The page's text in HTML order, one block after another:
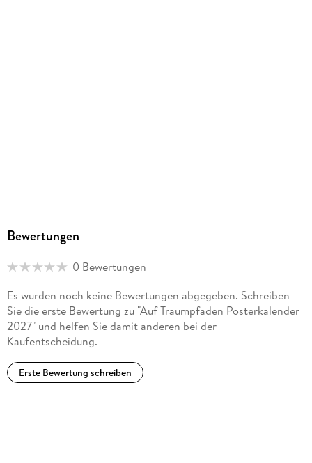
Bewertungen
0 Bewertungen
Es wurden noch keine Bewertungen abgegeben. Schreiben
Sie die erste Bewertung zu "Auf Traumpfaden Posterkalender
2027" und helfen Sie damit anderen bei der
Kaufentscheidung.
Erste Bewertung schreiben